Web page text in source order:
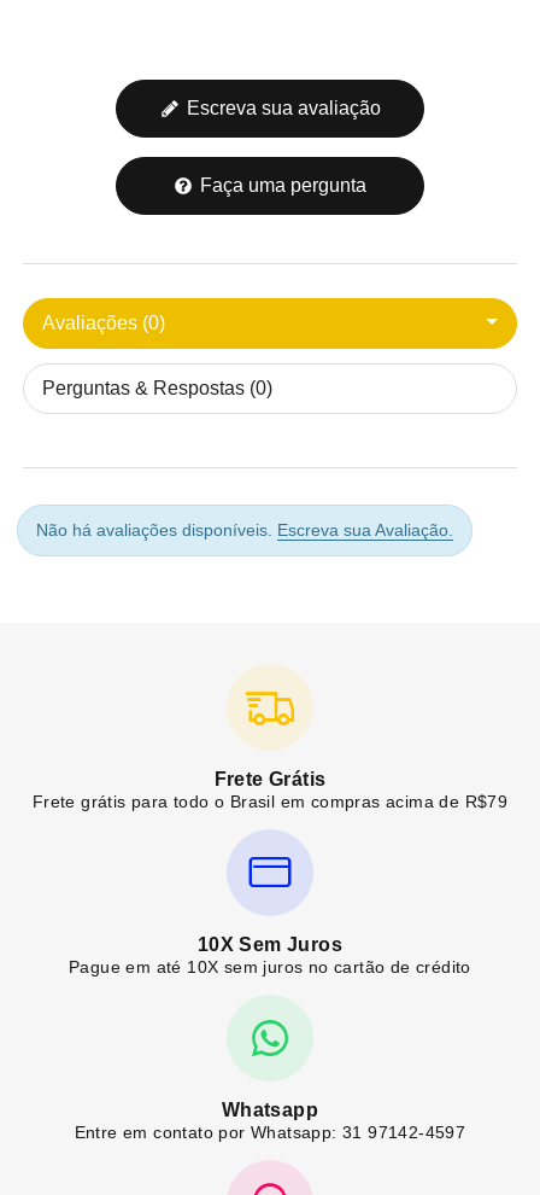
Escreva sua avaliação
Faça uma pergunta
Avaliações (0)
Perguntas & Respostas (0)
Não há avaliações disponíveis. Escreva sua Avaliação.
Frete Grátis
Frete grátis para todo o Brasil em compras acima de R$79
10X Sem Juros
Pague em até 10X sem juros no cartão de crédito
Whatsapp
Entre em contato por Whatsapp: 31 97142-4597